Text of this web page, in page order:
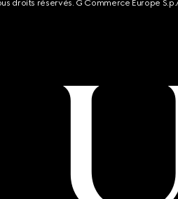
droits réservés. G Commerce Europe